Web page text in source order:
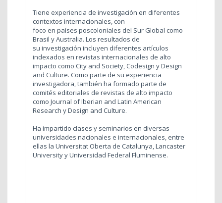
Tiene experiencia de investigación en diferentes
contextos internacionales, con
foco en países poscoloniales del Sur Global como
Brasil y Australia. Los resultados de
su investigación incluyen diferentes artículos
indexados en revistas internacionales de alto
impacto como City and Society, Codesign y Design
and Culture. Como parte de su experiencia
investigadora, también ha formado parte de
comités editoriales de revistas de alto impacto
como Journal of Iberian and Latin American
Research y Design and Culture.
Ha impartido clases y seminarios en diversas
universidades nacionales e internacionales, entre
ellas la Universitat Oberta de Catalunya, Lancaster
University y Universidad Federal Fluminense.